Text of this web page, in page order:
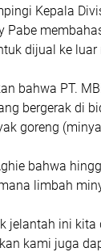
Kepala
Pabe
dijual ke luar
bahwa PT.
bergerak di
goreng
bahwa
limbah
jelantah ini
kami juga